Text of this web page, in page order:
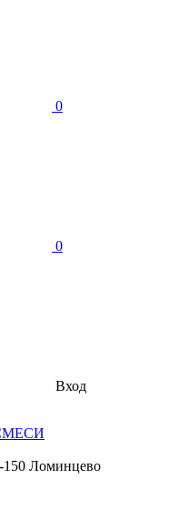
0
0
Вход
Ломинцево